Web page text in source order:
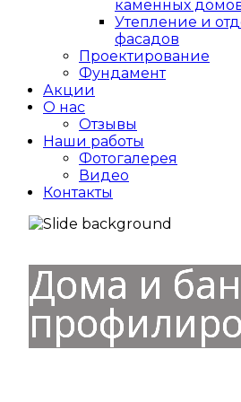
каменных
Утепление и
фасадов
Проектирование
Фундамент
Акции
О нас
Отзывы
Наши работы
Фотогалерея
Видео
Контакты
Дома и